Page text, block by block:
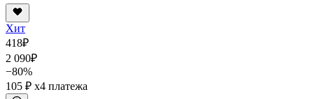
Хит
418₽
2 090₽
−80%
105 ₽ x4 платежа